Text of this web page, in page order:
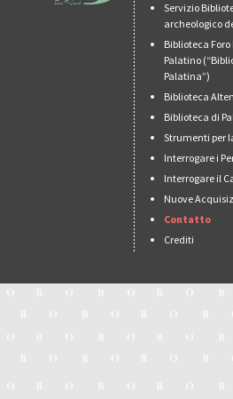
Servizio
archeologico
Biblioteca
Palatino
Palatina”)
Biblioteca
Biblioteca di
Strumenti per
Interrogare i
Interrogare il
Nuove
Contatto
Crediti